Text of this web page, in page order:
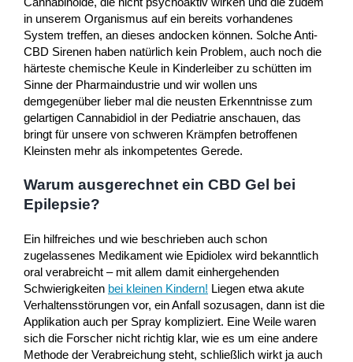
in unserem Organismus auf ein bereits vorhandenes
System treffen, an dieses andocken können. Solche Anti-
CBD Sirenen haben natürlich kein Problem, auch noch die
härteste chemische Keule in Kinderleiber zu schütten im
Sinne der Pharmaindustrie und wir wollen uns
demgegenüber lieber mal die neusten Erkenntnisse zum
gelartigen Cannabidiol in der Pediatrie anschauen, das
bringt für unsere von schweren Krämpfen betroffenen
Kleinsten mehr als inkompetentes Gerede.
Warum ausgerechnet ein CBD Gel bei
Epilepsie?
Ein hilfreiches und wie beschrieben auch schon
zugelassenes Medikament wie Epidiolex wird bekanntlich
oral verabreicht – mit allem damit einhergehenden
Schwierigkeiten bei kleinen Kindern! Liegen etwa akute
Verhaltensstörungen vor, ein Anfall sozusagen, dann ist die
Applikation auch per Spray kompliziert. Eine Weile waren
sich die Forscher nicht richtig klar, wie es um eine andere
Methode der Verabreichung steht, schließlich wirkt ja auch